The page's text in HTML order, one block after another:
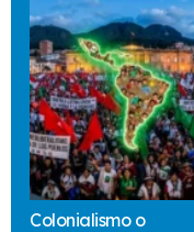
Colonialismo o